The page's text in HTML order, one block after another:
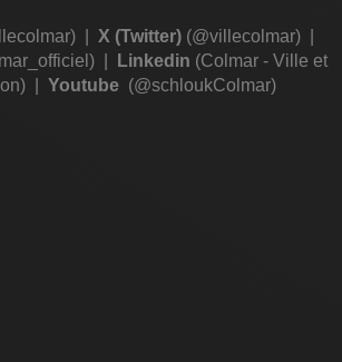
| X (Twitter)(@villecolmar)|
Linkedin (Colmar - Ville et
Youtube (@schloukColmar)